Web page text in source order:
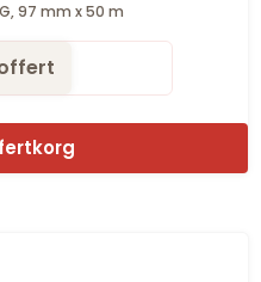
97 mm x 50 m